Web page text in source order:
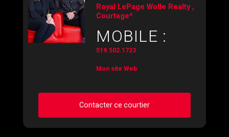
Royal LePage Wolle Realty ,
Courtage*
MOBILE :
519.502.1723
Mon site Web
Contacter ce courtier